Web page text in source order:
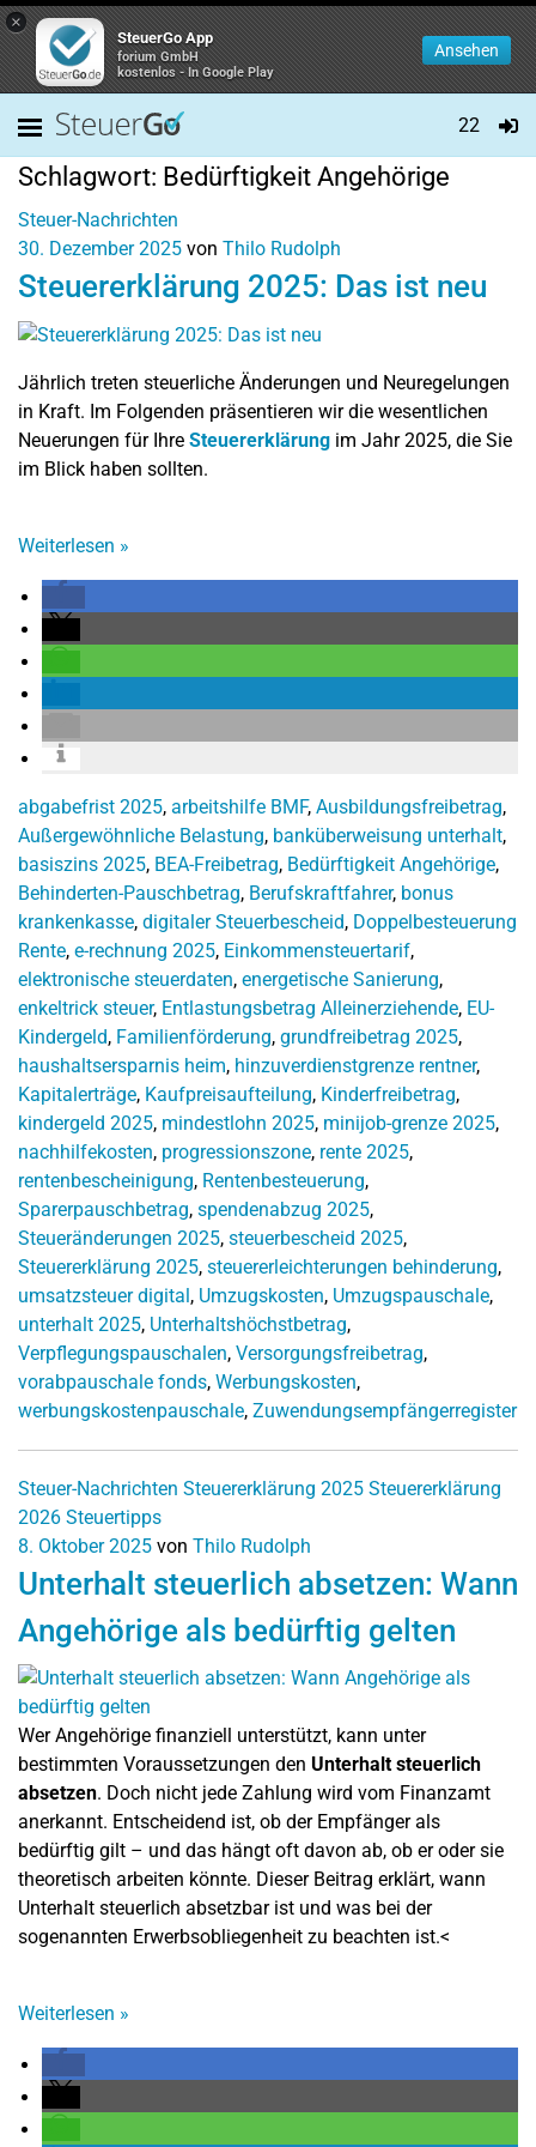
×
SteuerGo App
forium GmbH
kostenlos - In Google Play
Ansehen
22
Schlagwort: Bedürftigkeit Angehörige
Steuer-Nachrichten
30. Dezember 2025 von Thilo Rudolph
Steuererklärung 2025: Das ist neu
Jährlich treten steuerliche Änderungen und Neuregelungen
in Kraft. Im Folgenden präsentieren wir die wesentlichen
Neuerungen für Ihre Steuererklärung im Jahr 2025, die Sie
im Blick haben sollten.
Weiterlesen »
abgabefrist 2025, arbeitshilfe BMF, Ausbildungsfreibetrag,
Außergewöhnliche Belastung, banküberweisung unterhalt,
basiszins 2025, BEA-Freibetrag, Bedürftigkeit Angehörige,
Behinderten-Pauschbetrag, Berufskraftfahrer, bonus
krankenkasse, digitaler Steuerbescheid, Doppelbesteuerung
Rente, e-rechnung 2025, Einkommensteuertarif,
elektronische steuerdaten, energetische Sanierung,
enkeltrick steuer, Entlastungsbetrag Alleinerziehende, EU-
Kindergeld, Familienförderung, grundfreibetrag 2025,
haushaltsersparnis heim, hinzuverdienstgrenze rentner,
Kapitalerträge, Kaufpreisaufteilung, Kinderfreibetrag,
kindergeld 2025, mindestlohn 2025, minijob-grenze 2025,
nachhilfekosten, progressionszone, rente 2025,
rentenbescheinigung, Rentenbesteuerung,
Sparerpauschbetrag, spendenabzug 2025,
Steueränderungen 2025, steuerbescheid 2025,
Steuererklärung 2025, steuererleichterungen behinderung,
umsatzsteuer digital, Umzugskosten, Umzugspauschale,
unterhalt 2025, Unterhaltshöchstbetrag,
Verpflegungspauschalen, Versorgungsfreibetrag,
vorabpauschale fonds, Werbungskosten,
werbungskostenpauschale, Zuwendungsempfängerregister
Steuer-Nachrichten Steuererklärung 2025 Steuererklärung
2026 Steuertipps
8. Oktober 2025 von Thilo Rudolph
Unterhalt steuerlich absetzen: Wann
Angehörige als bedürftig gelten
Wer Angehörige finanziell unterstützt, kann unter
bestimmten Voraussetzungen den Unterhalt steuerlich
absetzen. Doch nicht jede Zahlung wird vom Finanzamt
anerkannt. Entscheidend ist, ob der Empfänger als
bedürftig gilt – und das hängt oft davon ab, ob er oder sie
theoretisch arbeiten könnte. Dieser Beitrag erklärt, wann
Unterhalt steuerlich absetzbar ist und was bei der
sogenannten Erwerbsobliegenheit zu beachten ist.<
Weiterlesen »